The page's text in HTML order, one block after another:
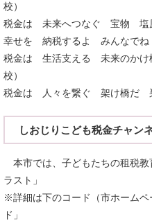
校）
税金は 未来へつなぐ 宝物 塩
幸せを 納税するよ みんなでね
税金は 生活支える 未来のか
校）
税金は 人々を繋ぐ 架け橋だ
しおじりこども税金チャン
本市では、子どもたちの租税教
ラスト」
※詳細は下のコード（市ホーム
ド」